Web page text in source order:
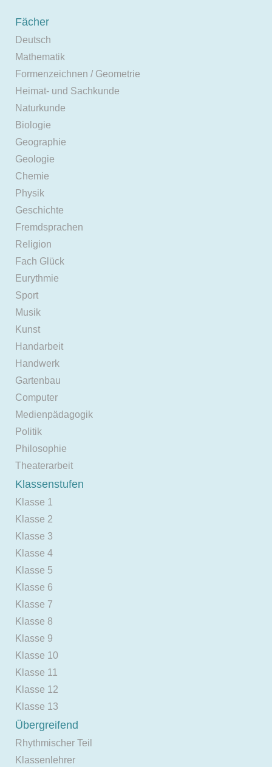
Fächer
Deutsch
Mathematik
Formenzeichnen / Geometrie
Heimat- und Sachkunde
Naturkunde
Biologie
Geographie
Geologie
Chemie
Physik
Geschichte
Fremdsprachen
Religion
Fach Glück
Eurythmie
Sport
Musik
Kunst
Handarbeit
Handwerk
Gartenbau
Computer
Medienpädagogik
Politik
Philosophie
Theaterarbeit
Klassenstufen
Klasse 1
Klasse 2
Klasse 3
Klasse 4
Klasse 5
Klasse 6
Klasse 7
Klasse 8
Klasse 9
Klasse 10
Klasse 11
Klasse 12
Klasse 13
Übergreifend
Rhythmischer Teil
Klassenlehrer